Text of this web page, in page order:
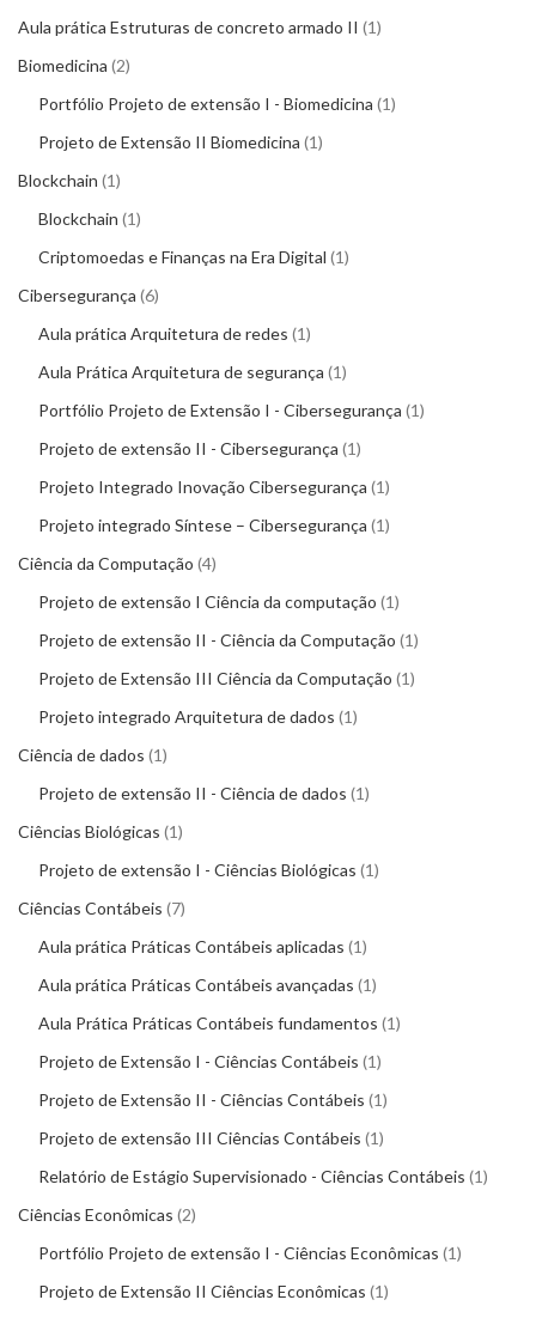
Aula prática Estruturas de concreto armado II 1
Biomedicina 2
Portfólio Projeto de extensão I - Biomedicina 1
Projeto de Extensão II Biomedicina 1
Blockchain 1
Blockchain 1
Criptomoedas e Finanças na Era Digital 1
Cibersegurança 6
Aula prática Arquitetura de redes 1
Aula Prática Arquitetura de segurança 1
Portfólio Projeto de Extensão I - Cibersegurança 1
Projeto de extensão II - Cibersegurança 1
Projeto Integrado Inovação Cibersegurança 1
Projeto integrado Síntese – Cibersegurança 1
Ciência da Computação 4
Projeto de extensão I Ciência da computação 1
Projeto de extensão II - Ciência da Computação 1
Projeto de Extensão III Ciência da Computação 1
Projeto integrado Arquitetura de dados 1
Ciência de dados 1
Projeto de extensão II - Ciência de dados 1
Ciências Biológicas 1
Projeto de extensão I - Ciências Biológicas 1
Ciências Contábeis 7
Aula prática Práticas Contábeis aplicadas 1
Aula prática Práticas Contábeis avançadas 1
Aula Prática Práticas Contábeis fundamentos 1
Projeto de Extensão I - Ciências Contábeis 1
Projeto de Extensão II - Ciências Contábeis 1
Projeto de extensão III Ciências Contábeis 1
Relatório de Estágio Supervisionado - Ciências Contábeis 1
Ciências Econômicas 2
Portfólio Projeto de extensão I - Ciências Econômicas 1
Projeto de Extensão II Ciências Econômicas 1